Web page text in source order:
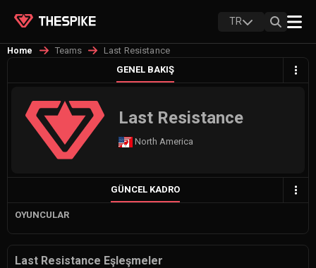
TR
Home Teams
Last Resistance
GENEL BAKIŞ
Last Resistance
North America
GÜNCEL KADRO
OYUNCULAR
Last Resistance Eşleşmeler